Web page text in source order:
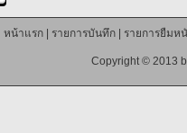
หน้าแรก| รายการบันทึก| รายการยืมห
Copyright © 2013